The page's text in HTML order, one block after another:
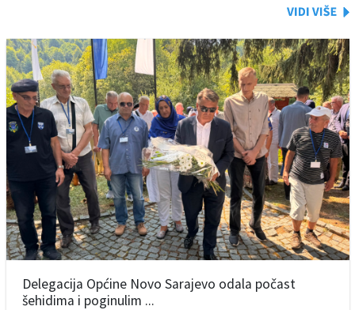
Delegacija Općine Novo Sarajevo odala počast
šehidima i poginulim ...